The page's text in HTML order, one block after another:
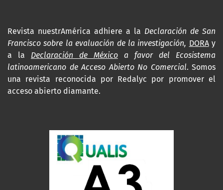
Revista nuestrAmérica adhiere a la Declaración de San
Francisco sobre la evaluación de la investigación, DORAy
a la Declaración de México a favor del Ecosistema
latinoamericano de Acceso Abierto No Comercial. Somos
una revista reconocida por Redalyc por promover el
acceso abierto diamante.